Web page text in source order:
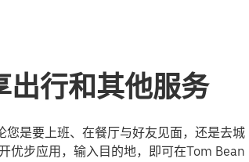
出行和其他服务
是要上班、在餐厅与好友见面，还是去城
优步应用，输入目的地，即可在Tom Bean